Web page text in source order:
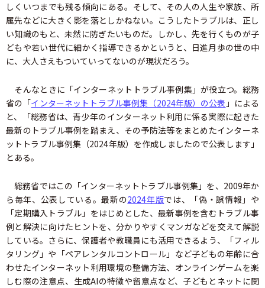
しくいつまでも残る傾向にある。そして、その人の人生や家族、所
属先などに大きく影を落としかねない。こうしたトラブルは、正し
い知識のもと、未然に防ぎたいものだ。しかし、先を行くものが子
どもや若い世代に細かく指導できるかというと、日進月歩の世の中
に、大人さえもついていってないのが現状だろう。
そんなときに「インターネットトラブル事例集」が役立つ。総務
省の「インターネットトラブル事例集（2024年版）の公表 」による
と、「総務省は、青少年のインターネット利用に係る実際に起きた
最新のトラブル事例を踏まえ、その予防法等をまとめたインターネ
ットトラブル事例集（2024年版）を作成しましたので公表します」
とある。
総務省ではこの「インターネットトラブル事例集」を、2009年か
ら毎年、公表している。最新の2024年版では、「偽・誤情報」や
「定期購入トラブル」をはじめとした、最新事例を含むトラブル事
例と解決に向けたヒントを、分かりやすくマンガなどを交えて解説
している。さらに、保護者や教職員にも活用できるよう、「フィル
タリング」や「ペアレンタルコントロール」など子どもの年齢に合
わせたインターネット利用環境の整備方法、オンラインゲームを楽
しむ際の注意点、生成AIの特徴や留意点など、子どもとネットに関